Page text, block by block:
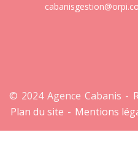
cabanisgestion@orpi.com
© 2024 Agence Cabanis -
Plan du site - Mentions